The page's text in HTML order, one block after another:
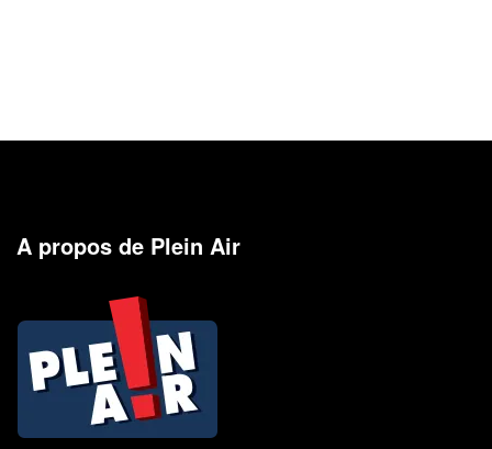
A propos de Plein Air